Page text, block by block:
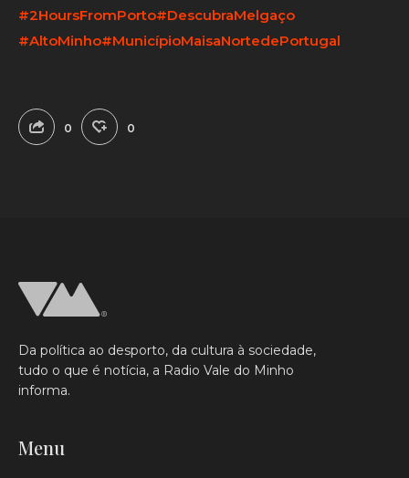
#2HoursFromPorto#DescubraMelgaço
#AltoMinho#MunicípioMaisaNortedePortugal
0 0
Da política ao desporto, da cultura à sociedade,
tudo o que é notícia, a Radio Vale do Minho
informa.
Menu